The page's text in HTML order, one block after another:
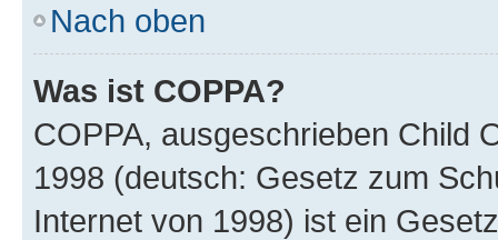
Nach oben
Was ist COPPA?
COPPA, ausgeschrieben Child
1998 (deutsch: Gesetz zum
Internet von 1998) ist ein